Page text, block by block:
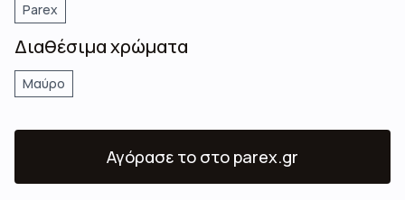
Parex
Διαθέσιμα χρώματα
Μαύρο
Αγόρασε το στο parex.gr